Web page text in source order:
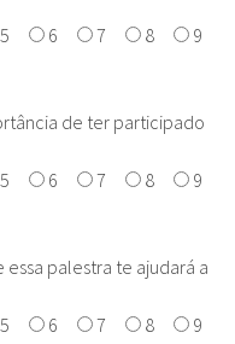
5 6 7 8
9
de ter participado
5 6 7 8
9
palestra te ajudará a
5 6 7 8
9